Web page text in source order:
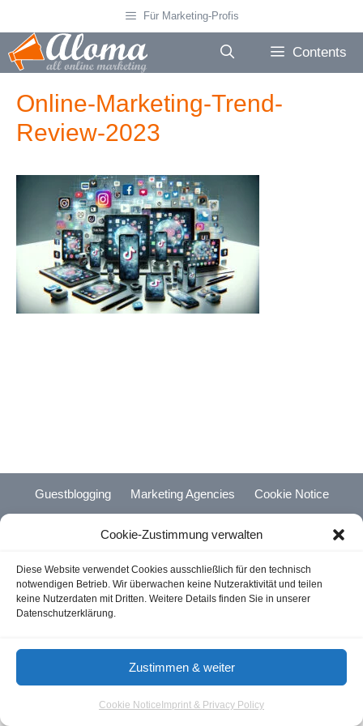
Cookie-Zustimmung verwalten
Diese Website verwendet Cookies ausschließlich für den technisch
notwendigen Betrieb. Wir überwachen keine Nutzeraktivität und teilen
keine Nutzerdaten mit Dritten. Weitere Details finden Sie in unserer
Datenschutzerklärung.
Zustimmen & weiter
Cookie Notice Imprint & Privacy Policy
to
content
Für Marketing-Profis
Contents
Online-Marketing-Trend-
Review-2023
Guestblogging Marketing Agencies
Cookie Notice